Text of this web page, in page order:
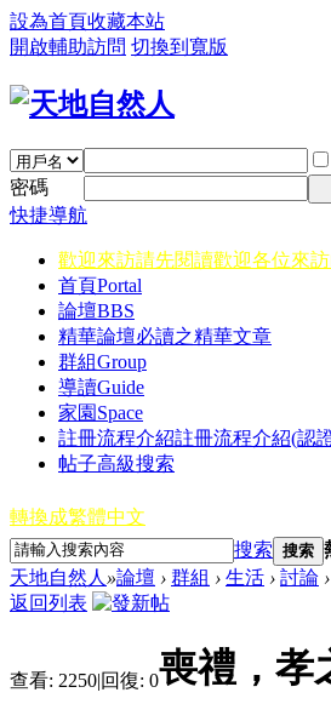
設為首頁收藏本站
開啟輔助訪問 切換到寬版
密碼
快捷導航
歡迎來訪請先閱讀歡迎各位來
首頁Portal
論壇BBS
精華論壇必讀之精華文章
群組Group
導讀Guide
家園 Space
註冊流程介紹註冊流程介紹(認
帖子高級搜索
轉換成繁體中文
搜索 搜索
天地自然人 »論壇 › 群組 › 生活 › 討論 ›
返回列表
查看: 2250|回復: 0喪禮，孝